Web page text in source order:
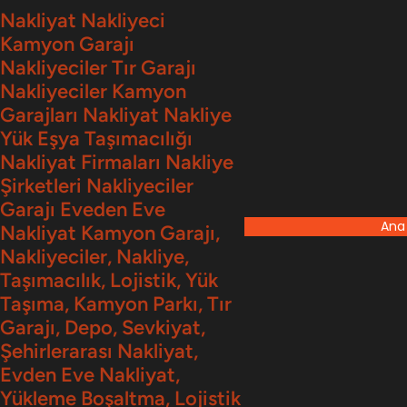
İçeriğe
geç
Nakliyat Nakliyeci
Kamyon Garajı
Nakliyeciler Tır Garajı
Nakliyeciler Kamyon
Garajları Nakliyat Nakliye
Yük Eşya Taşımacılığı
Nakliyat Firmaları Nakliye
Şirketleri Nakliyeciler
Garajı Eveden Eve
Nakliyat Kamyon Garajı,
Nakliyeciler, Nakliye,
Taşımacılık, Lojistik, Yük
Taşıma, Kamyon Parkı, Tır
Garajı, Depo, Sevkiyat,
Şehirlerarası Nakliyat,
Evden Eve Nakliyat,
Yükleme Boşaltma, Lojistik